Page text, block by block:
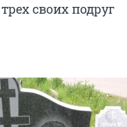
своих подруг